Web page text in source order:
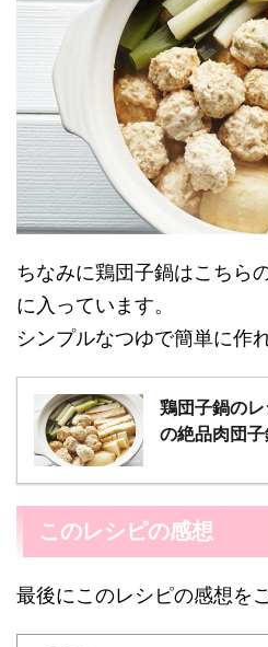
ちなみに鶏団子鍋はこちら
に入っています。
シンプルなつゆで簡単に作
鶏団子鍋の
の絶品肉団子
このレシピの感想
最後にこのレシピの感想を